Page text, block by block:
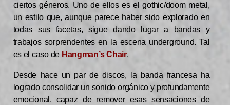
ciertos géneros. Uno de ellos es el gothic/doom metal,
un estilo que, aunque parece haber sido explorado en
todas sus facetas, sigue dando lugar a bandas y
trabajos sorprendentes en la escena underground. Tal
es el caso de Hangman’s Chair.
Desde hace un par de discos, la banda francesa ha
logrado consolidar un sonido orgánico y profundamente
emocional, capaz de remover esas sensaciones de